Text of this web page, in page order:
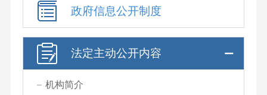
政府信息公开制度
法定主动公开内容
机构简介